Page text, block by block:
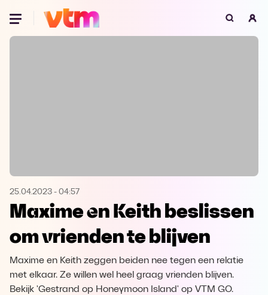
Oeps, browser niet ondersteund
Microsoft Edge Download
Opera Download
25.04.2023 - 04:57
Maxime en Keith beslissen
om vrienden te blijven
Maxime en Keith zeggen beiden nee tegen een relatie
met elkaar. Ze willen wel heel graag vrienden blijven.
Bekijk 'Gestrand op Honeymoon Island' op VTM GO.